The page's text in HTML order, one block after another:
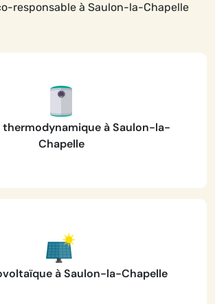
responsable à Saulon-la-Chapelle
thermodynamique à Saulon-la-
Chapelle
à Saulon-la-Chapelle